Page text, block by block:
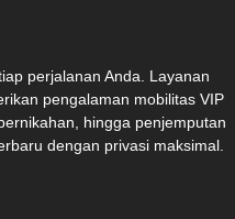
perjalanan Anda. Layanan
pengalaman mobilitas VIP
hingga penjemputan
dengan privasi maksimal.